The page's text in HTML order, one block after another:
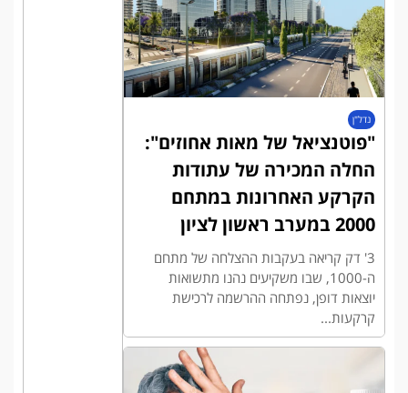
נדל"ן
"פוטנציאל של מאות אחוזים":
החלה המכירה של עתודות
הקרקע האחרונות במתחם
2000 במערב ראשון לציון
3' דק קריאה בעקבות ההצלחה של מתחם
ה-1000, שבו משקיעים נהנו מתשואות
יוצאות דופן, נפתחה ההרשמה לרכישת
קרקעות...